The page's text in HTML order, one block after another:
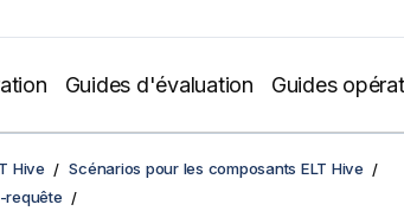
Guides d'évaluation Guides
Hive
Scénarios pour les composants ELT Hive
requête